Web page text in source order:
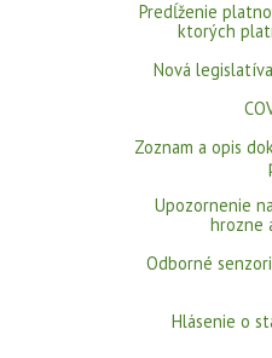
Predĺženie
ktorých
Nová
Zoznam a opis
Upozornenie
hrozne
Odborné
Hlásenie o